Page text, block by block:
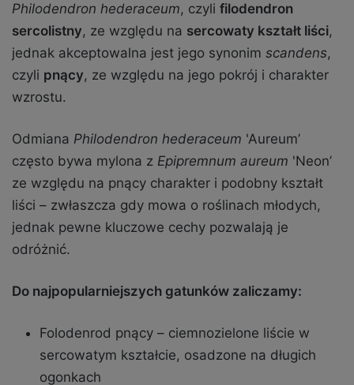
Philodendron hederaceum, czyli filodendron
sercolistny, ze względu na sercowaty kształt liści,
jednak akceptowalna jest jego synonim scandens,
czyli pnący, ze względu na jego pokrój i charakter
wzrostu.
Odmiana Philodendron hederaceum 'Aureum’
często bywa mylona z Epipremnum aureum 'Neon’
ze względu na pnący charakter i podobny kształt
liści – zwłaszcza gdy mowa o roślinach młodych,
jednak pewne kluczowe cechy pozwalają je
odróżnić.
Do najpopularniejszych gatunków zaliczamy:
Folodenrod pnący – ciemnozielone liście w
sercowatym kształcie, osadzone na długich
ogonkach